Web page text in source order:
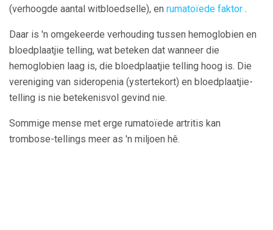
(verhoogde aantal witbloedselle), en rumatoïede faktor .
Daar is 'n omgekeerde verhouding tussen hemoglobien en
bloedplaatjie telling, wat beteken dat wanneer die
hemoglobien laag is, die bloedplaatjie telling hoog is. Die
vereniging van sideropenia (ystertekort) en bloedplaatjie-
telling is nie betekenisvol gevind nie.
Sommige mense met erge rumatoïede artritis kan
trombose-tellings meer as 'n miljoen hê.